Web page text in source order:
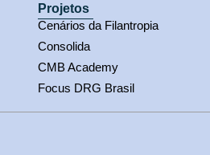
Projetos
Cenários da Filantropia
Consolida
CMB Academy
Focus DRG Brasil